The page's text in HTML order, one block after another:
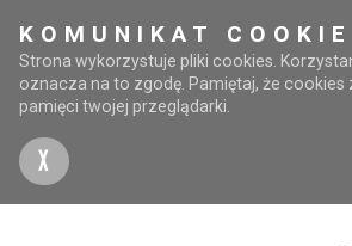
KOMUNIKAT
Strona wykorzystuje pliki cookies.
oznacza na to zgodę. Pamiętaj, że cookies
pamięci twojej przeglądarki.
X